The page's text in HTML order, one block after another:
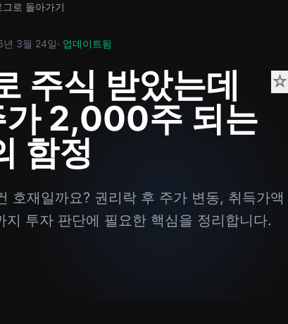
그로 돌아가기
년 3월 24일· 업데이트됨
주식 받았는데
2,000주 되는
함정
☆
호재일까요? 권리락 후 주가 변동, 취득가액
투자 판단에 필요한 핵심을 정리합니다.